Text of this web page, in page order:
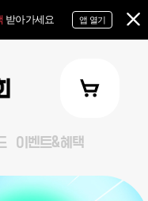
받아가세요 앱 열기
이벤트&혜택